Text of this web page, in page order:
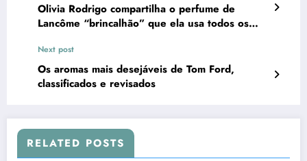
Olivia Rodrigo compartilha o perfume de
Lancôme “brincalhão” que ela usa todos os
Next post
Os aromas mais desejáveis de Tom Ford,
classificados e revisados
RELATED POSTS